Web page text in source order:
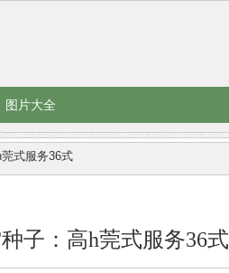
图片大全
式服务36式
子：高h莞式服务36式